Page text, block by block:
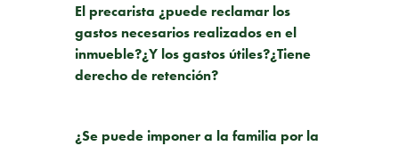
El precarista ¿puede reclamar los
gastos necesarios realizados en el
inmueble?¿Y los gastos útiles?¿Tiene
derecho de retención?
¿Se puede imponer a la familia por la